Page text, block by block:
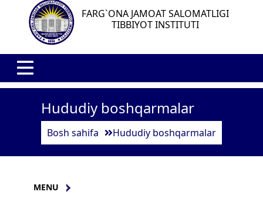
FARG`ONA JAMOAT SALOMATLIGI
TIBBIYOT INSTITUTI
Hududiy boshqarmalar
Bosh sahifa Hududiy boshqarmalar
MENU